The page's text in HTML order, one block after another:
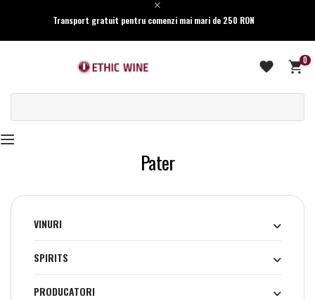
Transport gratuit pentru comenzi mai mari de 250 RON
0
Pater
VINURI
SPIRITS
PRODUCATORI